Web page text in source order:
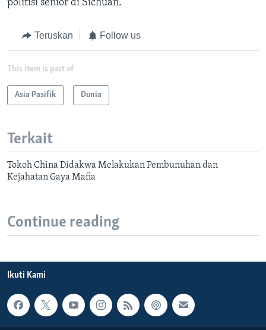
politisi senior di Sichuan.
Teruskan Follow us
This item is part of
Asia Pasifik Dunia
Terkait
Tokoh China Didakwa Melakukan Pembunuhan dan
Kejahatan Gaya Mafia
Continue reading
Ikuti Kami